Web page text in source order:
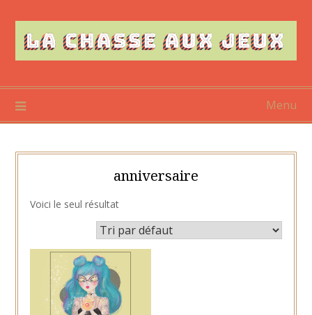
content
Menu
anniversaire
Voici le seul résultat